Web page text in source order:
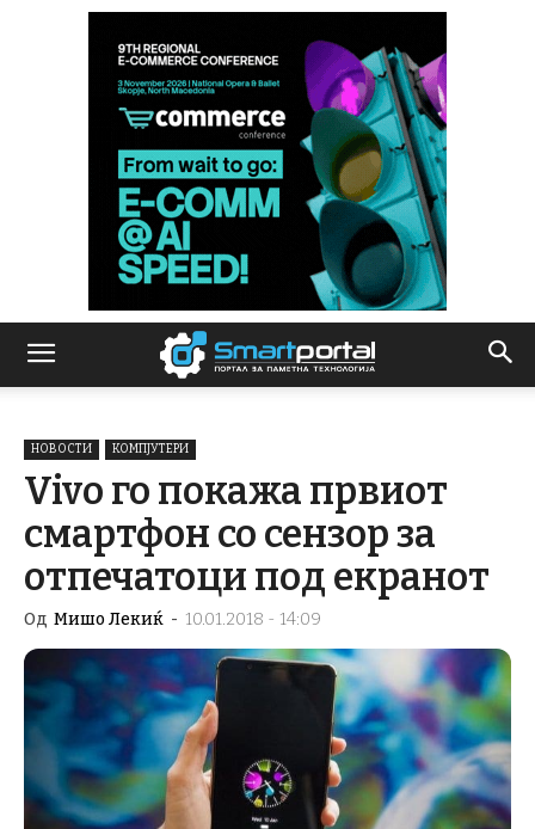
НОВОСТИ КОМПЈУТЕРИ
Vivo го покажа првиот
смартфон со сензор за
отпечатоци под екранот
Од Мишо Лекиќ - 10.01.2018 - 14:09